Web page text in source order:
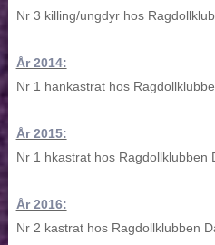
Nr 3 killing/ungdyr hos
År 2014:
Nr 1 hankastrat hos
År 2015:
Nr 1 hkastrat hos Ragdollklubben
År 2016:
Nr 2 kastrat hos Ragdollklubben